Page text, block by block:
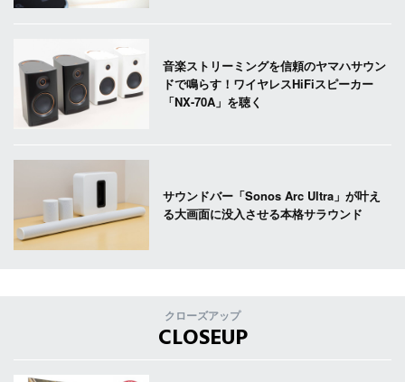
音楽ストリーミングを信頼のヤマハサウン
ドで鳴らす！ワイヤレスHiFiスピーカー
「NX-70A」を聴く
サウンドバー「Sonos Arc Ultra」が叶え
る大画面に没入させる本格サラウンド
クローズアップ
CLOSEUP